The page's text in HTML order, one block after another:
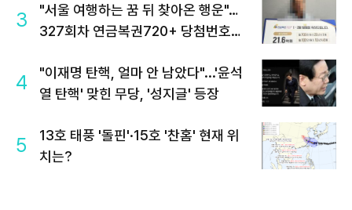
3
"서울 여행하는 꿈 뒤 찾아온 행운"…
327회차 연금복권720+ 당첨번호조
4
"이재명 탄핵, 얼마 안 남았다"...'윤석
열 탄핵' 맞힌 무당, '성지글' 등장
5
13호 태풍 '돌핀'·15호 '찬홈' 현재 위
치는?